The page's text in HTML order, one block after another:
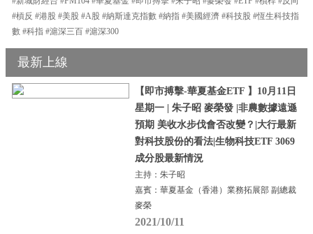
#槓反 #港股 #美股 #A股 #納斯達克指數 #納指 #美國經濟 #科技股 #恆生科技指
數 #科指 #滬深三百 #滬深300
最新上線
【即市搏擊-華夏基金ETF 】10月11日
星期一 | 朱子昭 麥榮發 |非農數據遠遜
預期 美收水步伐會否改變？|大行最新
對科技股份的看法|生物科技ETF 3069
成分股最新情況
主持：朱子昭
嘉賓：華夏基金（香港）業務拓展部 副總裁
麥榮
2021/10/11